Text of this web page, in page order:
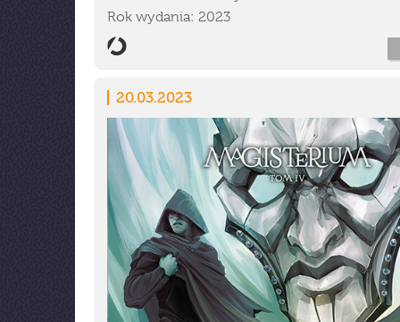
Rok wydania: 2023
20.03.2023